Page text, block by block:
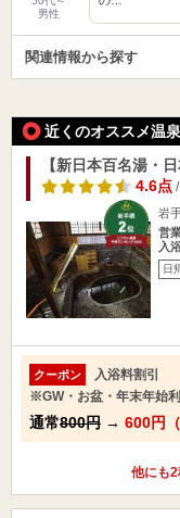
男性
関連情報から探す
近くのオススメ温
【新日本百名湯・
4.6点/
岩
営
入
日
クーポン
入浴料割引
※GW・お盆・年末年始
通常800円 → 600円
他にも